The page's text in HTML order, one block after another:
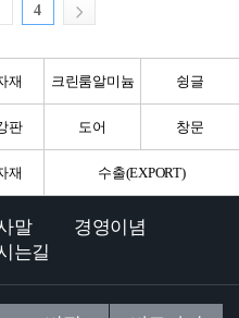
4
재 크린룸알미늄 슁글
판 도어 창문
재 수출(EXPORT)
말
경영이념
는길